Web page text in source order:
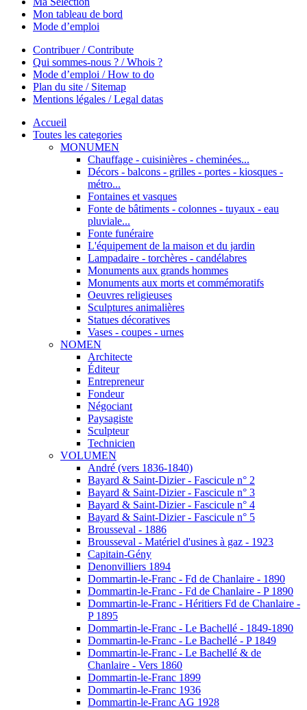
Mon tableau de bord
Mode d’emploi
Contribuer / Contribute
Qui sommes-nous ? / Whois ?
Mode d’emploi / How to do
Plan du site / Sitemap
Mentions légales / Legal datas
Accueil
Toutes les categories
MONUMEN
Chauffage - cuisinières - cheminées...
Décors - balcons - grilles - portes - kiosques -
métro...
Fontaines et vasques
Fonte de bâtiments - colonnes - tuyaux - eau
pluviale...
Fonte funéraire
L'équipement de la maison et du jardin
Lampadaire - torchères - candélabres
Monuments aux grands hommes
Monuments aux morts et commémoratifs
Oeuvres religieuses
Sculptures animalières
Statues décoratives
Vases - coupes - urnes
NOMEN
Architecte
Éditeur
Entrepreneur
Fondeur
Négociant
Paysagiste
Sculpteur
Technicien
VOLUMEN
André (vers 1836-1840)
Bayard & Saint-Dizier - Fascicule n° 2
Bayard & Saint-Dizier - Fascicule n° 3
Bayard & Saint-Dizier - Fascicule n° 4
Bayard & Saint-Dizier - Fascicule n° 5
Brousseval - 1886
Brousseval - Matériel d'usines à gaz - 1923
Capitain-Gény
Denonvilliers 1894
Dommartin-le-Franc - Fd de Chanlaire - 1890
Dommartin-le-Franc - Fd de Chanlaire - P 1890
Dommartin-le-Franc - Héritiers Fd de Chanlaire -
P 1895
Dommartin-le-Franc - Le Bachellé - 1849-1890
Dommartin-le-Franc - Le Bachellé - P 1849
Dommartin-le-Franc - Le Bachellé & de
Chanlaire - Vers 1860
Dommartin-le-Franc 1899
Dommartin-le-Franc 1936
Dommartin-le-Franc AG 1928